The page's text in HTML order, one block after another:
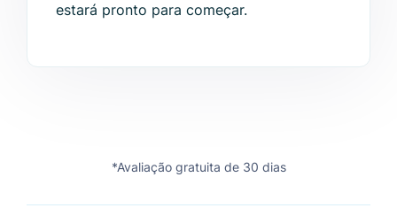
estará pronto para começar.
*Avaliação gratuita de 30 dias